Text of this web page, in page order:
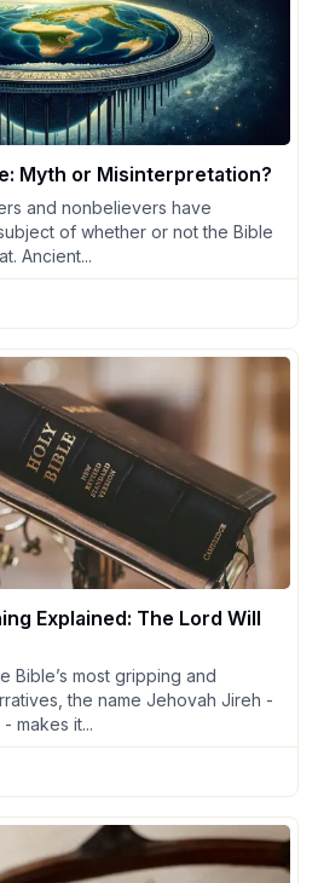
Myth or Misinterpretation?
and nonbelievers have
of whether or not the Bible
Ancient...
Explained: The Lord Will
Bible’s most gripping and
the name Jehovah Jireh -
makes it...